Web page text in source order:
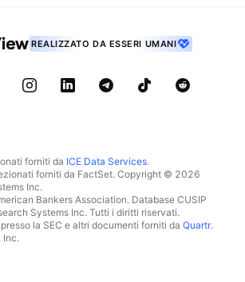
REALIZZATO DA ESSERI UMANI
forniti da ICE Data Services.
forniti da FactSet. Copyright © 2026
Inc.
Bankers Association. Database CUSIP
Systems Inc. Tutti i diritti riservati.
la SEC e altri documenti forniti da Quartr.
Inc.